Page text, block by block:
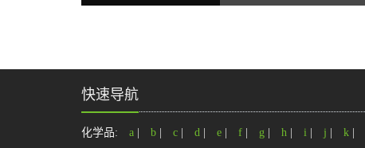
快速导航
化学品: a b c d e f g h i j k